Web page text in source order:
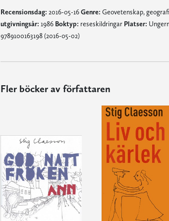
Recensionsdag: 2016-05-16Genre: Geovetenskap,
utgivningsår: 1986 Boktyp: reseskildringar Platser:
9789100163198 (2016-05-02)
Fler böcker av författaren